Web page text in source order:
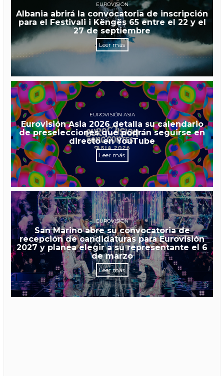
EUROVISIÓN
Albania abrirá la convocatoria de inscripción
para el Festivali i Këngës 65 entre el 22 y el
27 de septiembre
Leer más
EUROVISIÓN ASIA
Eurovisión Asia 2026 detalla su calendario
de preselecciones que podrán seguirse en
directo en YouTube
Leer más
EUROVISIÓN
San Marino abre su convocatoria de
recepción de candidaturas para Eurovisión
2027 y planea elegir a su representante el 6
de marzo
Leer más